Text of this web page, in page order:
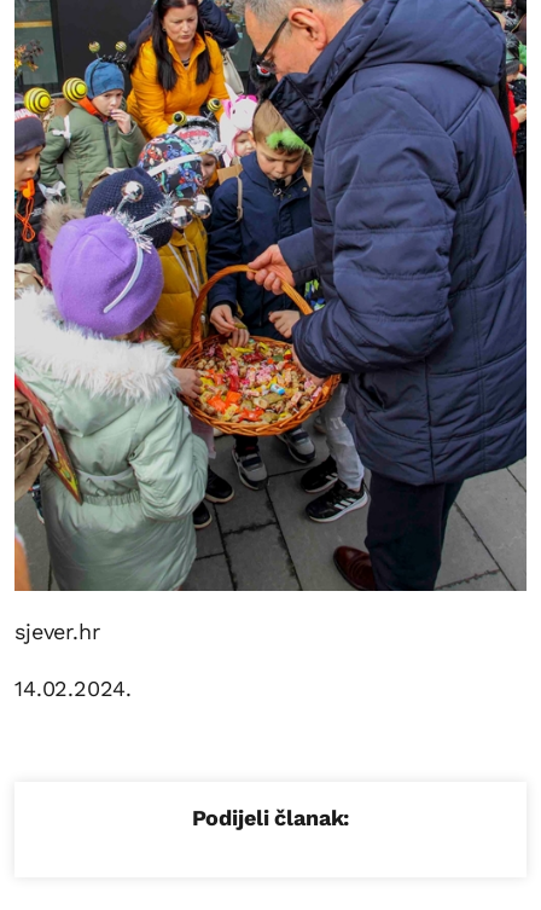
sjever.hr
14.02.2024.
Podijeli članak: